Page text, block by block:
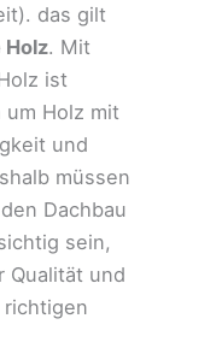
das gilt
Holz. Mit
ist
Holz mit
und
müssen
Dachbau
sein,
Qualität und